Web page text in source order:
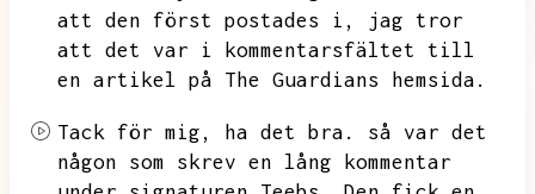
att den först postades i,
jag tror
att det var i kommentarsfältet till
en artikel på The Guardians hemsida.
Tack för mig, ha det bra.
så var det
någon som skrev en lång kommentar